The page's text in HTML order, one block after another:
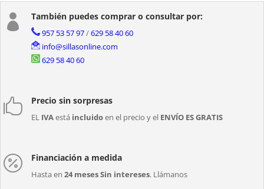
 También puedes comprar o consultar por:
957 53 57 97/629 58 40 60
info@sillasonline.com
629 58 40 60
 Precio sin sorpresas
EL IVAestá incluidoen el precio y el ENVÍO ES GRATIS
 Financiación a medida
Hasta en 24 meses Sin intereses. Llámanos